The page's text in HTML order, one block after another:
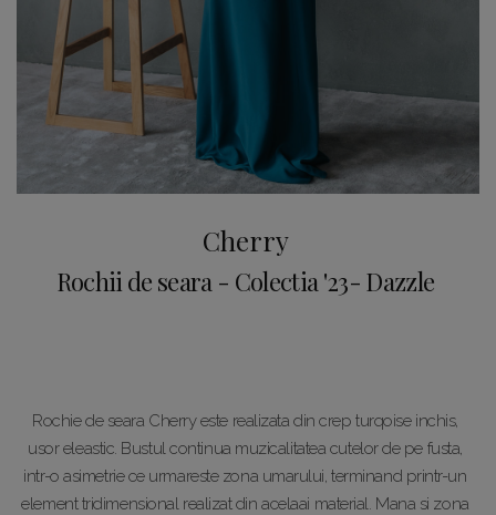
Cherry
Rochii de seara - Colectia '23- Dazzle
Rochie de seara Cherry este realizata din crep turqoise inchis,
usor eleastic. Bustul continua muzicalitatea cutelor de pe fusta,
intr-o asimetrie ce urmareste zona umarului, terminand printr-un
element tridimensional realizat din acelaai material. Mana si zona